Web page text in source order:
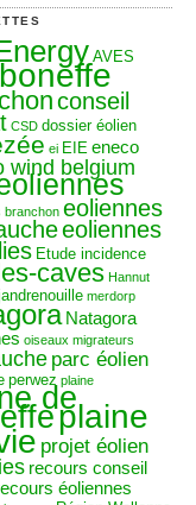
AVES
boneffe
conseil
CSD dossier éolien
ei EIE eneco
wind belgium
branchon eoliennes
eoliennes
Etude incidence
caves Hannut
merdorp
Natagora
oiseaux migrateurs
parc éolien
perwez plaine
deplaine
projet éolien
recours conseil
éoliennes